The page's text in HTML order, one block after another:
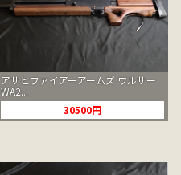
アサヒファイアーアームズ ワルサー
WA2...
30500円